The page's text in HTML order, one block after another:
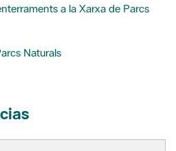
a la Xarxa de Parcs
Naturals